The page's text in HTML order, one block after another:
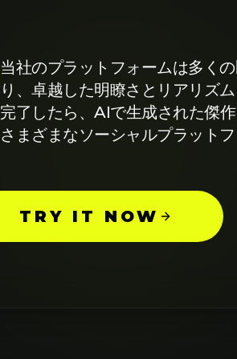
当社のプラットフォームは多く
り、卓越した明瞭さとリアリズ
完了したら、AIで生成された傑
さまざまなソーシャルプラット
TRY IT NOW